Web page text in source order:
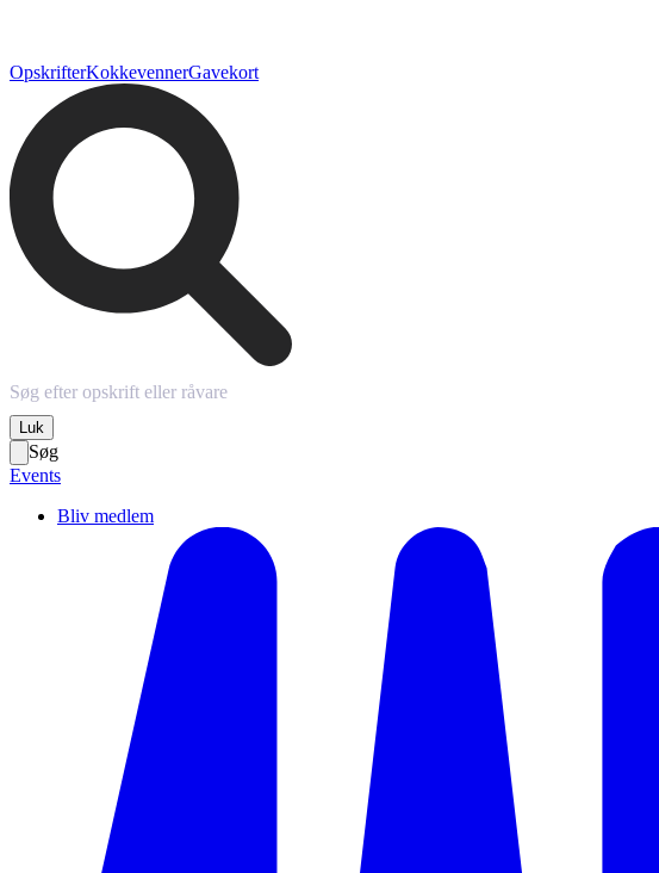
OpskrifterKokkevennerGavekort
Luk
Søg
Events
Bliv medlem